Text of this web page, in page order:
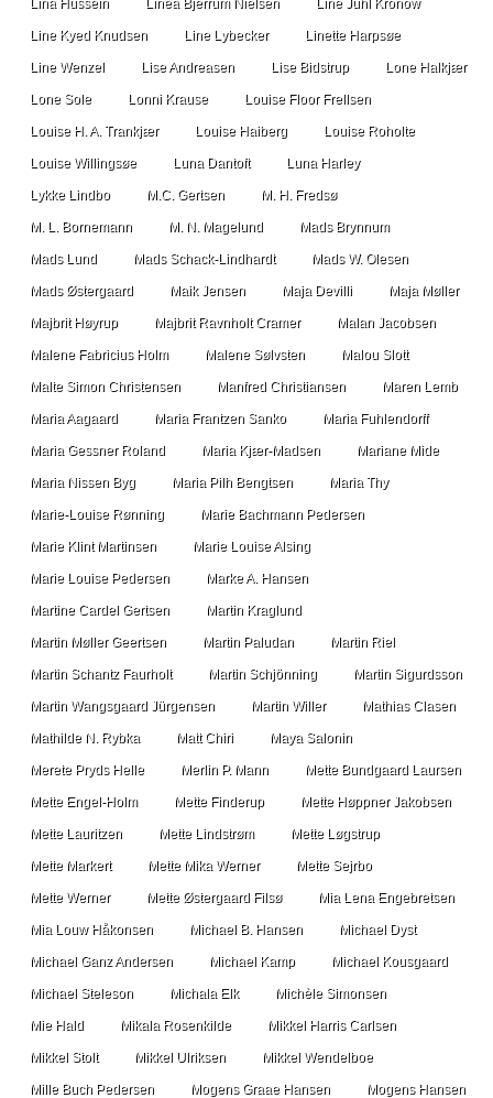
Lina Hussein Linea Bjerrum Nielsen Line Juhl Kronow
Line Kyed Knudsen Line Lybecker Linette Harpsøe
Line Wenzel Lise Andreasen Lise Bidstrup Lone Halkjær
Lone Sole Lonni Krause Louise Floor Frellsen
Louise H. A. Trankjær Louise Haiberg Louise Roholte
Louise Willingsøe Luna Dantoft Luna Harley
Lykke Lindbo M.C. Gertsen M. H. Fredsø
M. L. Bornemann M. N. Magelund Mads Brynnum
Mads Lund Mads Schack-Lindhardt Mads W. Olesen
Mads Østergaard Maik Jensen Maja Devilli Maja Møller
Majbrit Høyrup Majbrit Ravnholt Cramer Malan Jacobsen
Malene Fabricius Holm Malene Sølvsten Malou Slott
Malte Simon Christensen Manfred Christiansen Maren Lemb
Maria Aagaard Maria Frantzen Sanko Maria Fuhlendorff
Maria Gessner Roland Maria Kjær-Madsen Mariane Mide
Maria Nissen Byg Maria Pilh Bengtsen Maria Thy
Marie-Louise Rønning Marie Bachmann Pedersen
Marie Klint Martinsen Marie Louise Alsing
Marie Louise Pedersen Marke A. Hansen
Martine Cardel Gertsen Martin Kraglund
Martin Møller Geertsen Martin Paludan Martin Riel
Martin Schantz Faurholt Martin Schjönning Martin Sigurdsson
Martin Wangsgaard Jürgensen Martin Willer Mathias Clasen
Mathilde N. Rybka Matt Chiri Maya Salonin
Merete Pryds Helle Merlin P. Mann Mette Bundgaard Laursen
Mette Engel-Holm Mette Finderup Mette Høppner Jakobsen
Mette Lauritzen Mette Lindstrøm Mette Løgstrup
Mette Markert Mette Mika Werner Mette Sejrbo
Mette Werner Mette Østergaard Filsø Mia Lena Engebretsen
Mia Louw Håkonsen Michael B. Hansen Michael Dyst
Michael Ganz Andersen Michael Kamp Michael Kousgaard
Michael Steleson Michala Elk Michèle Simonsen
Mie Hald Mikala Rosenkilde Mikkel Harris Carlsen
Mikkel Stolt Mikkel Ulriksen Mikkel Wendelboe
Mille Buch Pedersen Mogens Graae Hansen Mogens Hansen